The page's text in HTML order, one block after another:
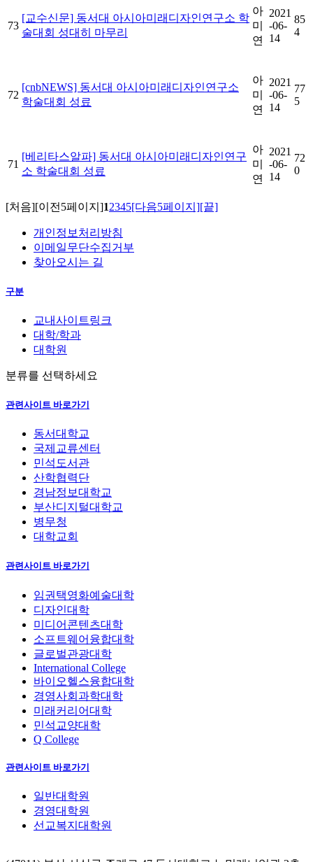
73
[교수신문] 동서대 아시아미래디자인연구소 학
술대회 성대히 마무리
아
미
연
2021
-06-
14
85
4
72
[cnbNEWS] 동서대 아시아미래디자인연구소
학술대회 성료
아
미
연
2021
-06-
14
77
5
71
[베리타스알파] 동서대 아시아미래디자인연구
소 학술대회 성료
아
미
연
2021
-06-
14
72
0
[처음][이전5페이지]12345[다음5페이지][끝]
개인정보처리방침
이메일무단수집거부
찾아오시는 길
구분
교내사이트링크
대학/학과
대학원
분류를 선택하세요
관련사이트 바로가기
동서대학교
국제교류센터
민석도서관
산학협력단
경남정보대학교
부산디지털대학교
병무청
대학교회
관련사이트 바로가기
임권택영화예술대학
디자인대학
미디어콘텐츠대학
소프트웨어융합대학
글로벌관광대학
International College
바이오헬스융합대학
경영사회과학대학
미래커리어대학
민석교양대학
Q College
관련사이트 바로가기
일반대학원
경영대학원
선교복지대학원